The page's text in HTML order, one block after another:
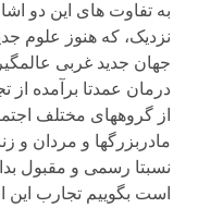
نزدیک، که هنوز علوم
جهان جدید غربی
درمان عمدتا برآمده
از گروههای مختلف
مادربزرگها و مردان و
نسبتا رسمی و مقبول
است بگوییم تجارب این